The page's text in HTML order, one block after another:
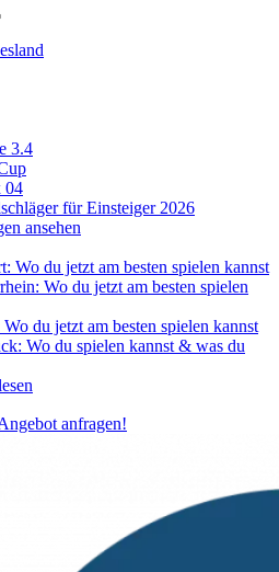
3.4
04
für Einsteiger 2026
ansehen
Wo du jetzt am besten spielen kannst
Wo du jetzt am besten spielen
du jetzt am besten spielen kannst
Wo du spielen kannst & was du
anfragen!